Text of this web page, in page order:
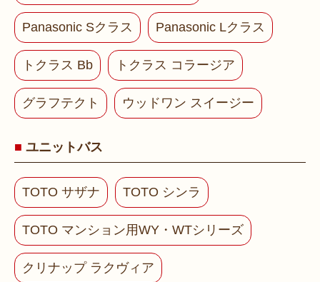
Panasonic Sクラス Panasonic Lクラス
トクラス Bb トクラス コラージア
グラフテクト ウッドワン スイージー
ユニットバス
TOTO サザナ TOTO シンラ
TOTO マンション用WY・WTシリーズ
クリナップ ラクヴィア